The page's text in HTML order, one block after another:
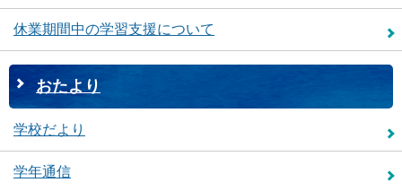
休業期間中の学習支援について
おたより
学校だより
学年通信